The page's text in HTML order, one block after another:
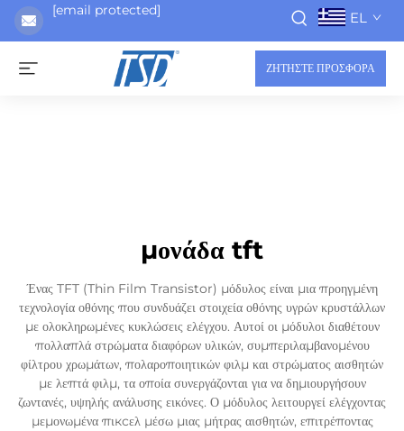
[email protected] EL
ΖΗΤΗΣΤΕ ΠΡΟΣΦΟΡΑ
μονάδα tft
Ένας TFT (Thin Film Transistor) μόδυλος είναι μια προηγμένη
τεχνολογία οθόνης που συνδυάζει στοιχεία οθόνης υγρών κρυστάλλων
με ολοκληρωμένες κυκλώσεις ελέγχου. Αυτοί οι μόδυλοι διαθέτουν
πολλαπλά στρώματα διαφόρων υλικών, συμπεριλαμβανομένου
φίλτρου χρωμάτων, πολαροποιητικών φιλμ και στρώματος αισθητών
με λεπτά φιλμ, τα οποία συνεργάζονται για να δημιουργήσουν
ζωντανές, υψηλής ανάλυσης εικόνες. Ο μόδυλος λειτουργεί ελέγχοντας
μεμονωμένα πιксελ μέσω μιας μήτρας αισθητών, επιτρέποντας